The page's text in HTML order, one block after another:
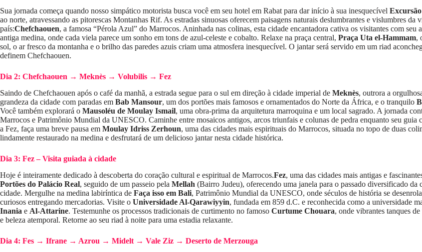
Sua jornada começa quando nosso simpático motorista busca você em seu hotel em Rabat para dar início à sua inesquecível
ao norte, atravessando as pitorescas Montanhas Rif. As estradas sinuosas oferecem paisagens naturais deslumbrantes e vislumbres
país:Chefchaouen, a famosa “Pérola Azul” do Marrocos. Aninhada nas colinas, esta cidade encantadora cativa os visitantes com
antiga medina, onde cada viela parece um sonho em tons de azul-celeste e cobalto. Relaxe na praça central, Praça Uta el-Hammam,
sol, o ar fresco da montanha e o brilho das paredes azuis criam uma atmosfera inesquecível. O jantar será servido em um riad
definem Chefchaouen.
Dia 2: Chefchaouen → Meknès → Volubilis → Fez
Saindo de Chefchaouen após o café da manhã, a estrada segue para o sul em direção à cidade imperial de Meknès, outrora a
grandeza da cidade com paradas em Bab Mansour, um dos portões mais famosos e ornamentados do Norte da África, e o tranquilo
Você também explorará o Mausoléu de Moulay Ismail, uma obra-prima da arquitetura marroquina e um local sagrado. A jornada
Marrocos e Patrimônio Mundial da UNESCO. Caminhe entre mosaicos antigos, arcos triunfais e colunas de pedra enquanto seu
a Fez, faça uma breve pausa em Moulay Idriss Zerhoun, uma das cidades mais espirituais do Marrocos, situada no topo de duas
lindamente restaurado na medina e desfrutará de um delicioso jantar nesta cidade histórica.
Dia 3: Fez – Visita guiada à cidade
Hoje é inteiramente dedicado à descoberta do coração cultural e espiritual de Marrocos.Fez, uma das cidades mais antigas e
Portões do Palácio Real, seguido de um passeio pela Mellah (Bairro Judeu), oferecendo uma janela para o passado diversificado da
cidade. Mergulhe na medina labiríntica de Faça isso em Bali, Patrimônio Mundial da UNESCO, onde séculos de história se
curiosos entregando mercadorias. Visite o Universidade Al-Qarawiyyin, fundada em 859 d.C. e reconhecida como a universidade
Inania e Al-Attarine. Testemunhe os processos tradicionais de curtimento no famoso Curtume Chouara, onde vibrantes tanques
e beleza atemporal. Retorne ao seu riad à noite para uma estadia relaxante.
Dia 4: Fes → Ifrane → Azrou → Midelt → Vale Ziz → Deserto de Merzouga